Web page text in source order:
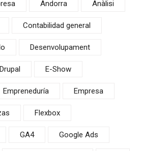
Andorra Anàlisi
Contabilidad general
Desenvolupament
Drupal E-Show
Empreneduría Empresa
Flexbox
GA4 Google Ads